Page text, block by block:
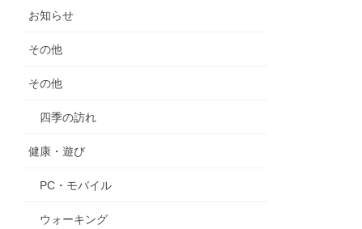
お知らせ
その他
その他
四季の訪れ
健康・遊び
PC・モバイル
ウォーキング